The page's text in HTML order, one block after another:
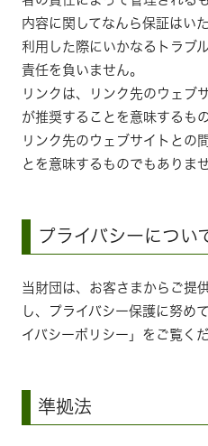
内容に関してなんら保証はい
利用した際にいかなるトラブ
責任を負いません。
リンクは、リンク先のウェブ
が推奨することを意味するも
リンク先のウェブサイトとの
とを意味するものでもありませ
プライバシーについ
当財団は、お客さまからご提
し、プライバシー保護に努め
イバシーポリシー」をご覧くだ
準拠法